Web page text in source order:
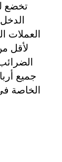
تخضع
العملات
لأقل
جميع
الخاصة